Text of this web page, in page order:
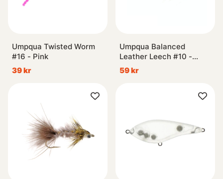
Umpqua Twisted Worm
#16 - Pink
39 kr
Umpqua Balanced
Leather Leech #10 -
Peacock
59 kr